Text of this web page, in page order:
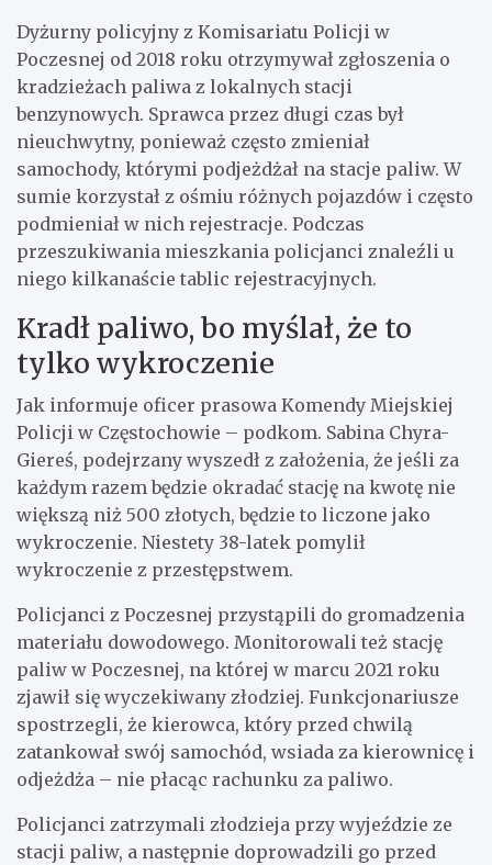
Dyżurny policyjny z Komisariatu Policji w
Poczesnej od 2018 roku otrzymywał zgłoszenia o
kradzieżach paliwa z lokalnych stacji
benzynowych. Sprawca przez długi czas był
nieuchwytny, ponieważ często zmieniał
samochody, którymi podjeżdżał na stacje paliw. W
sumie korzystał z ośmiu różnych pojazdów i często
podmieniał w nich rejestracje. Podczas
przeszukiwania mieszkania policjanci znaleźli u
niego kilkanaście tablic rejestracyjnych.
Kradł paliwo, bo myślał, że to
tylko wykroczenie
Jak informuje oficer prasowa Komendy Miejskiej
Policji w Częstochowie – podkom. Sabina Chyra-
Giereś, podejrzany wyszedł z założenia, że jeśli za
każdym razem będzie okradać stację na kwotę nie
większą niż 500 złotych, będzie to liczone jako
wykroczenie. Niestety 38-latek pomylił
wykroczenie z przestępstwem.
Policjanci z Poczesnej przystąpili do gromadzenia
materiału dowodowego. Monitorowali też stację
paliw w Poczesnej, na której w marcu 2021 roku
zjawił się wyczekiwany złodziej. Funkcjonariusze
spostrzegli, że kierowca, który przed chwilą
zatankował swój samochód, wsiada za kierownicę i
odjeżdża – nie płacąc rachunku za paliwo.
Policjanci zatrzymali złodzieja przy wyjeździe ze
stacji paliw, a następnie doprowadzili go przed